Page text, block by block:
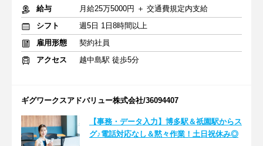
給与
月給25万5000円 ＋ 交通費規定内支給
シフト
週5日 1日8時間以上
雇用形態
契約社員
アクセス
越中島駅 徒歩5分
ギグワークスアドバリュー株式会社/36094407
【事務・データ入力】博多駅＆祇園駅からス
グ♪電話対応なし＆黙々作業！土日祝休み◎